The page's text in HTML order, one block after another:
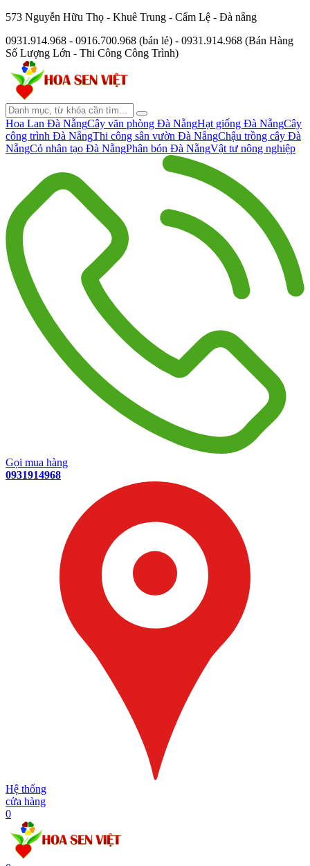
573 Nguyễn Hữu Thọ - Khuê Trung - Cẩm Lệ - Đà nẵng
0931.914.968 - 0916.700.968 (bán lẻ) - 0931.914.968 (Bán Hàng
Số Lượng Lớn - Thi Công Công Trình)
Hoa Lan Đà NẵngCây văn phòng Đà NẵngHạt giống Đà NẵngCây
công trình Đà NẵngThi công sân vườn Đà NẵngChậu trồng cây Đà
NẵngCỏ nhân tạo Đà NẵngPhân bón Đà NẵngVật tư nông nghiệp
Gọi mua hàng
0931914968
Hệ thống
cửa hàng
0